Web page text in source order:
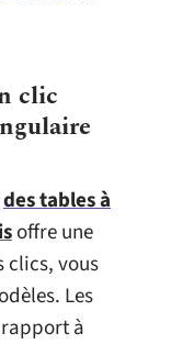
clic
des tables à
offre une
clics, vous
Les
à